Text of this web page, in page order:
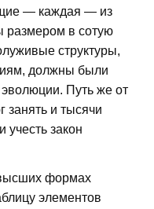
— каждая — из
размером в сотую
структуры,
должны были
Путь же от
занять и тысячи
учесть закон
формах
элементов